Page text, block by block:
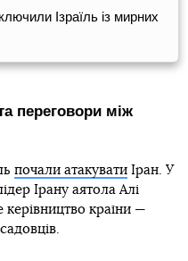
Ізраїль із мирних
переговори між
почали атакувати Іран. У
Ірану аятола Алі
керівництво країни —